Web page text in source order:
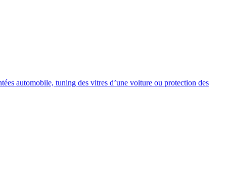
automobile, tuning des vitres d’une voiture ou protection des